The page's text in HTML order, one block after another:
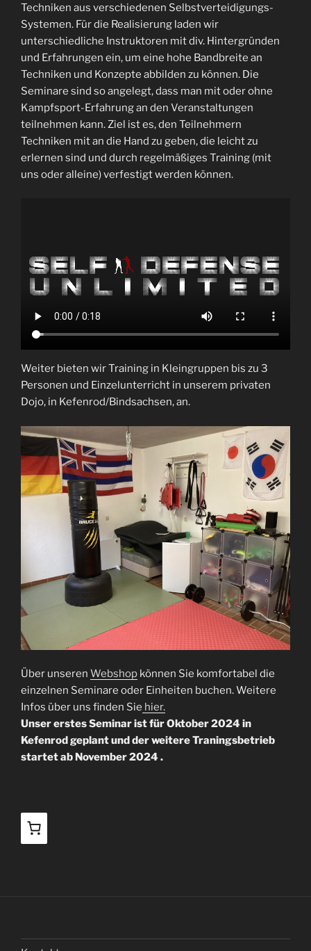
Techniken aus verschiedenen Selbstverteidigungs-
Systemen. Für die Realisierung laden wir
unterschiedliche Instruktoren mit div. Hintergründen
und Erfahrungen ein, um eine hohe Bandbreite an
Techniken und Konzepte abbilden zu können. Die
Seminare sind so angelegt, dass man mit oder ohne
Kampfsport-Erfahrung an den Veranstaltungen
teilnehmen kann. Ziel ist es, den Teilnehmern
Techniken mit an die Hand zu geben, die leicht zu
erlernen sind und durch regelmäßiges Training (mit
uns oder alleine) verfestigt werden können.
Weiter bieten wir Training in Kleingruppen bis zu 3
Personen und Einzelunterricht in unserem privaten
Dojo, in Kefenrod/Bindsachsen, an.
Über unseren Webshop können Sie komfortabel die
einzelnen Seminare oder Einheiten buchen. Weitere
Infos über uns finden Sie hier.
Unser erstes Seminar ist für Oktober 2024 in
Kefenrod geplant und der weitere Traningsbetrieb
startet ab November 2024 .